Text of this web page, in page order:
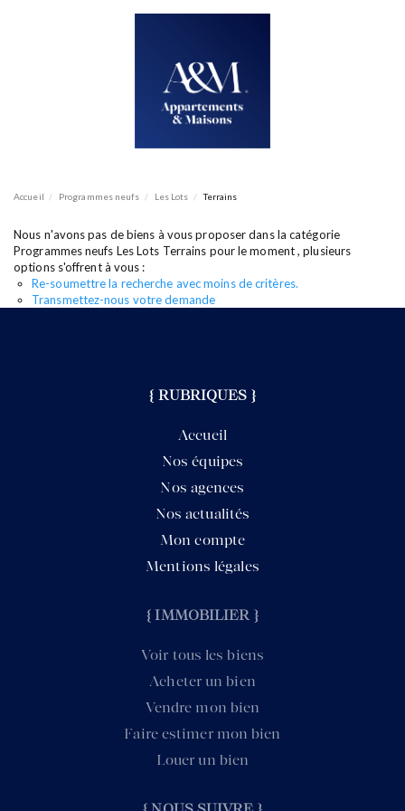
ACCUEIL
ACHETER
VENDRE
ÉQUIPE
AGENCES
Accueil Programmes neufs Les Lots Terrains
Nous n'avons pas de biens à vous proposer dans la catégorie
Programmes neufs Les Lots Terrains pour le moment , plusieurs
options s'offrent à vous :
Re-soumettre la recherche avec moins de critères.
Transmettez-nous votre demande
{ RUBRIQUES }
Accueil
Nos équipes
Nos agences
Nos actualités
Mon compte
Mentions légales
{ IMMOBILIER }
Voir tous les biens
Acheter un bien
Vendre mon bien
Faire estimer mon bien
Louer un bien